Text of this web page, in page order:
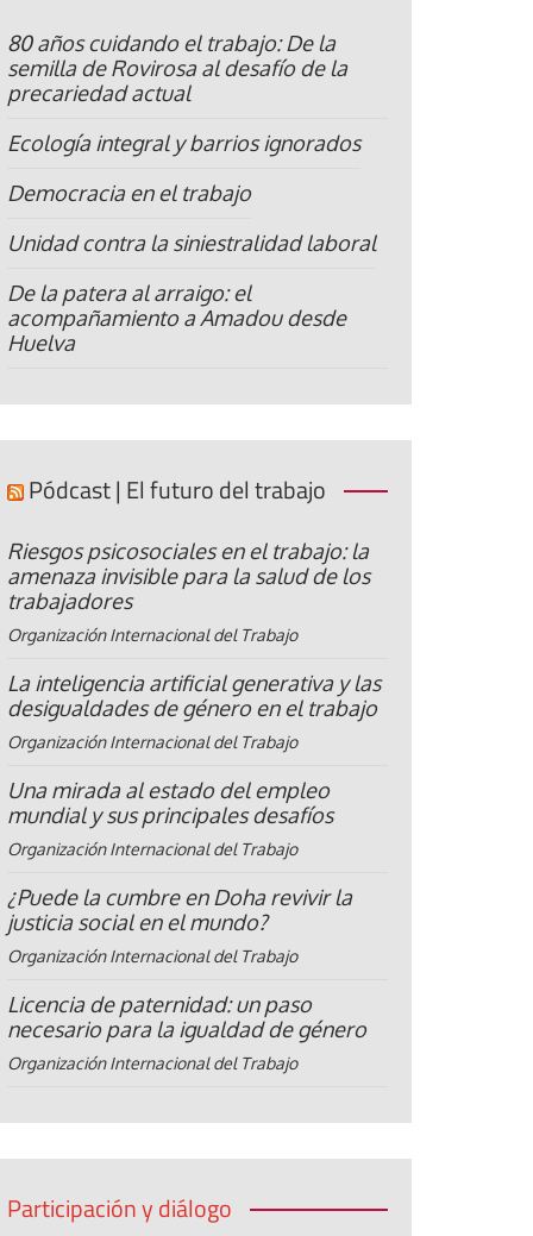
80 años cuidando el trabajo: De la
semilla de Rovirosa al desafío de la
precariedad actual
Ecología integral y barrios ignorados
Democracia en el trabajo
Unidad contra la siniestralidad laboral
De la patera al arraigo: el
acompañamiento a Amadou desde
Huelva
Pódcast | El futuro del trabajo
Riesgos psicosociales en el trabajo: la
amenaza invisible para la salud de los
trabajadores
Organización Internacional del Trabajo
La inteligencia artificial generativa y las
desigualdades de género en el trabajo
Organización Internacional del Trabajo
Una mirada al estado del empleo
mundial y sus principales desafíos
Organización Internacional del Trabajo
¿Puede la cumbre en Doha revivir la
justicia social en el mundo?
Organización Internacional del Trabajo
Licencia de paternidad: un paso
necesario para la igualdad de género
Organización Internacional del Trabajo
Participación y diálogo